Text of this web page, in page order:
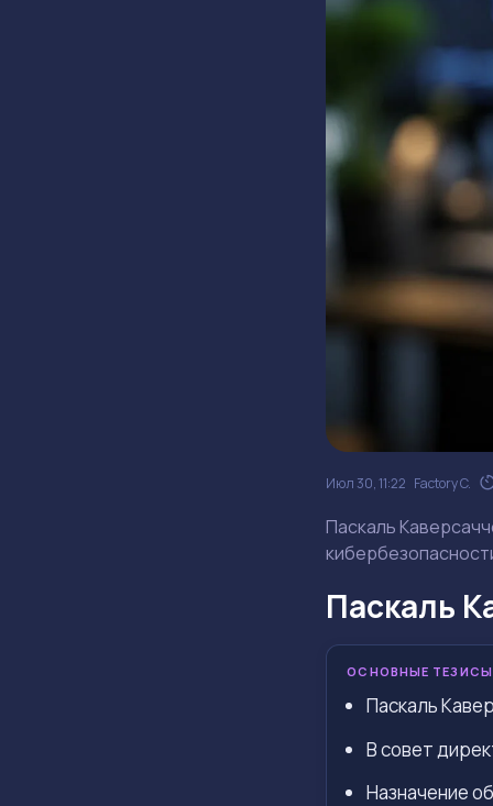
Июл 30, 11:22 Factory C.
Паскаль
Паскаль
ОСНОВНЫЕ ТЕЗИСЫ
Паскаль
В совет
Назначение